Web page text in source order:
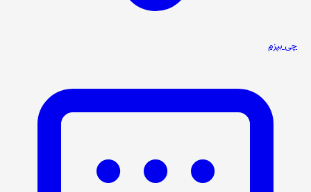
چی بپزم